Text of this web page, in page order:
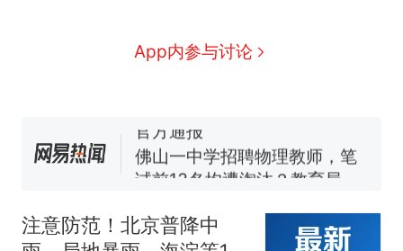
App内参与讨论
人生
新 费大厨“全国小炒肉大王”称
号，仅凭视频评出？中国烹饪
佛山一中学招聘物理教师，笔
试前13名均遭淘汰？教育局：
核查
力已达15级 最新研判
享界G9车型预售价公布：
注意防范！北京普降中